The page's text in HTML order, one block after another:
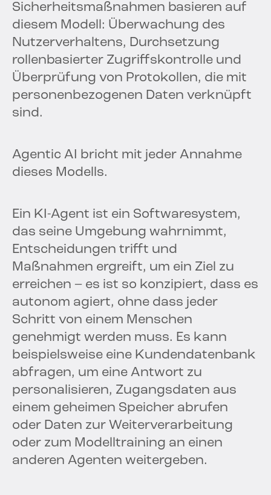
Sicherheitsmaßnahmen basieren auf
diesem Modell: Überwachung des
Nutzerverhaltens, Durchsetzung
rollenbasierter Zugriffskontrolle und
Überprüfung von Protokollen, die mit
personenbezogenen Daten verknüpft
sind.
Agentic AI bricht mit jeder Annahme
dieses Modells.
Ein KI-Agent ist ein Softwaresystem,
das seine Umgebung wahrnimmt,
Entscheidungen trifft und
Maßnahmen ergreift, um ein Ziel zu
erreichen – es ist so konzipiert, dass es
autonom agiert, ohne dass jeder
Schritt von einem Menschen
genehmigt werden muss. Es kann
beispielsweise eine Kundendatenbank
abfragen, um eine Antwort zu
personalisieren, Zugangsdaten aus
einem geheimen Speicher abrufen
oder Daten zur Weiterverarbeitung
oder zum Modelltraining an einen
anderen Agenten weitergeben.